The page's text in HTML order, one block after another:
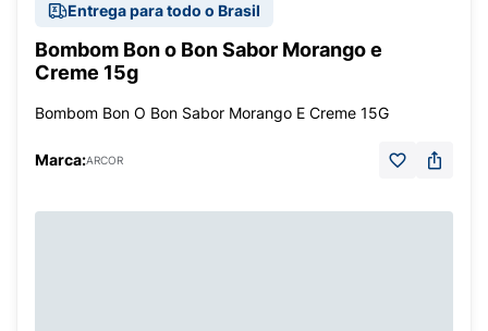
Entrega para todo o Brasil
Bombom Bon o Bon Sabor Morango e
Creme 15g
Bombom Bon O Bon Sabor Morango E Creme 15G
Marca:ARCOR